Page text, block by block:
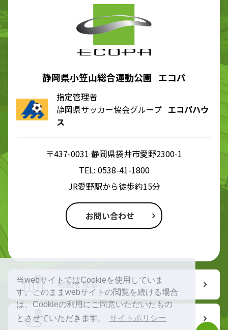
当webサイトではCookieを使用していま
す。このままwebサイトの閲覧を続ける場合
は、Cookieの利用にご同意いただいたもの
とさせていただきます。
サイトポリシー
静岡県小笠山総合運動公園 エコパ
指定管理者
静岡県サッカー協会グループ エコパハウ
ス
〒437-0031 静岡県袋井市愛野2300-1
TEL: 0538-41-1800
JR愛野駅から徒歩約15分
お問い合わせ
地図を見る
ルート検索